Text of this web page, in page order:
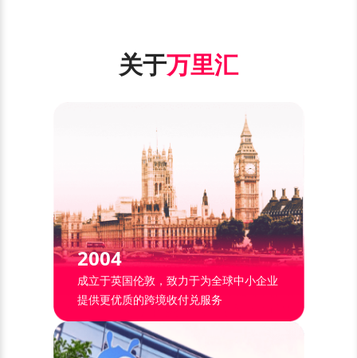
关于万里汇
2004
成立于英国伦敦，致力于为全球中小企业
提供更优质的跨境收付兑服务